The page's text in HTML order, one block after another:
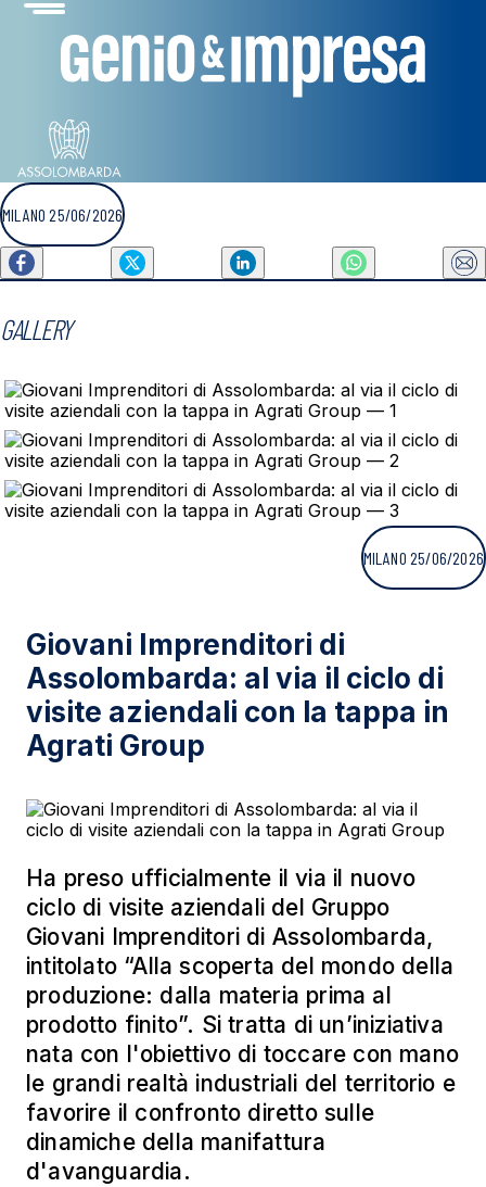
MILANO 25/06/2026
GALLERY
MILANO 25/06/2026
Giovani Imprenditori di
Assolombarda: al via il ciclo di
visite aziendali con la tappa in
Agrati Group
Ha preso ufficialmente il via il nuovo
ciclo di visite aziendali del Gruppo
Giovani Imprenditori di Assolombarda,
intitolato “Alla scoperta del mondo della
produzione: dalla materia prima al
prodotto finito”. Si tratta di un’iniziativa
nata con l'obiettivo di toccare con mano
le grandi realtà industriali del territorio e
favorire il confronto diretto sulle
dinamiche della manifattura
d'avanguardia.